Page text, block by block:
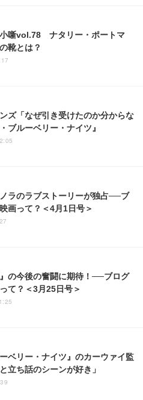
噺vol.78 ナタリー・ポートマ
靴とは？
ズ「なぜ引き受けたのか分からな
ブルーベリー・ナイツ』
ラのラブストーリーが独占──ブ
画って？＜4月1日号＞
』の今後の奮闘に期待！──ブログ
て？＜3月25日号＞
ーベリー・ナイツ』のカーウァイ監
立ち話のシーンが好き」